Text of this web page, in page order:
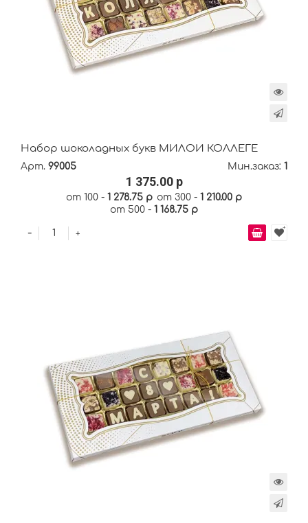
Набор шоколадных букв МИЛОЙ КОЛЛЕГЕ
Арт. 99005 Мин.заказ: 1
1 375.00 р
от 100 - 1 278.75 р от 300 - 1 210.00 р
от 500 - 1 168.75 р
+
-